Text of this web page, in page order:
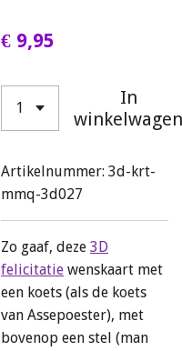
€ 9,95
In
winkelwagen
Artikelnummer: 3d-krt-
mmq-3d027
Zo gaaf, deze 3D
felicitatie wenskaart met
een koets (als de koets
van Assepoester), met
bovenop een stel (man